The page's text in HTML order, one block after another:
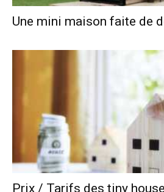
Une mini maison faite de
Prix / Tarifs des tiny